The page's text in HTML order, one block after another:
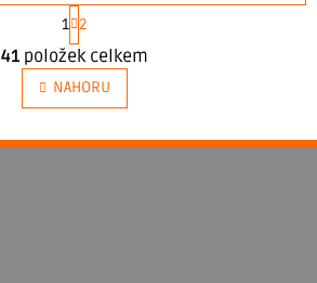
O
v
l
d
S
t
r
á
n
k
v
1 2
41položek celkem
NAHORU